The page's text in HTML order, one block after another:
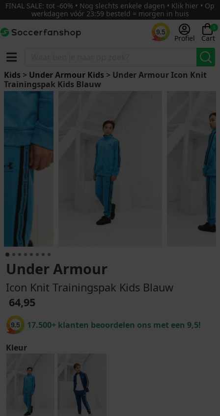
FINAL SALE: tot -60% • Nog slechts enkele dagen • Klik hier • Op
werkdagen vóór 23:59 besteld = morgen in huis
9.5
Profiel
0
Cart
Kids > Under Armour Kids > Under Armour Icon Knit
Trainingspak Kids Blauw
Under Armour
Icon Knit Trainingspak Kids Blauw
64,95
9.5 17.500+ klanten beoordelen ons met een 9,5!
Kleur